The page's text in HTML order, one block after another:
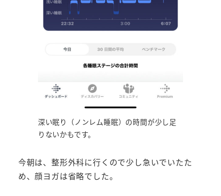
深い眠り（ノンレム睡眠）の時間が少し足
りないかもです。
今朝は、整形外科に行くので少し急いでいたた
め、顔ヨガは省略でした。